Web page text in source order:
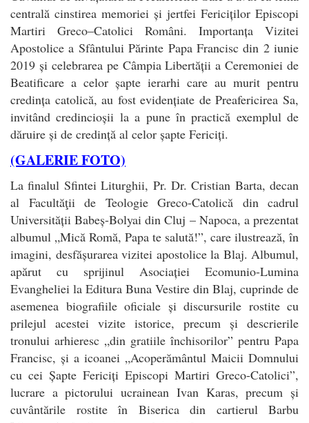
centrală cinstirea memoriei și jertfei Fericiților Episcopi
Martiri Greco–Catolici Români. Importanța Vizitei
Apostolice a Sfântului Părinte Papa Francisc din 2 iunie
2019 și celebrarea pe Câmpia Libertății a Ceremoniei de
Beatificare a celor șapte ierarhi care au murit pentru
credința catolică, au fost evidențiate de Preafericirea Sa,
invitând credincioșii la a pune în practică exemplul de
dăruire și de credință al celor șapte Fericiți.
(GALERIE FOTO)
La finalul Sfintei Liturghii, Pr. Dr. Cristian Barta, decan
al Facultăţii de Teologie Greco-Catolică din cadrul
Universității Babeș-Bolyai din Cluj – Napoca, a prezentat
albumul „Mică Romă, Papa te salută!”, care ilustrează, în
imagini, desfășurarea vizitei apostolice la Blaj. Albumul,
apărut cu sprijinul Asociației Ecomunio-Lumina
Evangheliei la Editura Buna Vestire din Blaj, cuprinde de
asemenea biografiile oficiale și discursurile rostite cu
prilejul acestei vizite istorice, precum și descrierile
tronului arhieresc „din gratiile închisorilor” pentru Papa
Francisc, și a icoanei „Acoperământul Maicii Domnului
cu cei Șapte Fericiți Episcopi Martiri Greco-Catolici”,
lucrare a pictorului ucrainean Ivan Karas, precum și
cuvântările rostite în Biserica din cartierul Barbu